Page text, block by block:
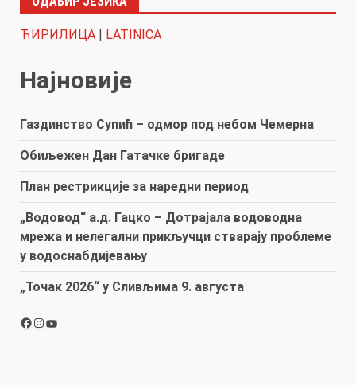
ЋИРИЛИЦА LATINICA
Најновије
Газдинство Супић – одмор под небом Чемерна
Обиљежен Дан Гатачке бригаде
План рестрикције за наредни период
„Водовод“ а.д. Гацко – Дотрајала водоводна
мрежа и нелегални прикључци стварају проблеме
у водоснабдијевању
„Точак 2026“ у Сливљима 9. августа
Facebook
Instagram
YouTube